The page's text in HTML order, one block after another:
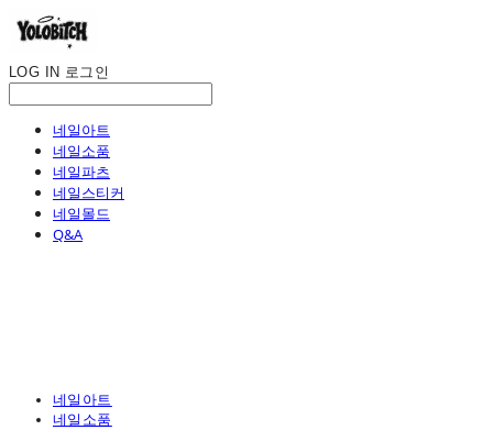
LOG IN 로그인
네일아트
네일소품
네일파츠
네일스티커
네일몰드
Q&A
네일아트
네일소품